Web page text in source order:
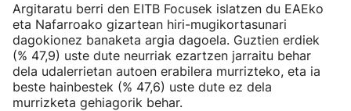
Argitaratu berri den EITB Focusek islatzen du EAEko
eta Nafarroako gizartean hiri-mugikortasunari
dagokionez banaketa argia dagoela. Guztien erdiek
(% 47,9) uste dute neurriak ezartzen jarraitu behar
dela udalerrietan autoen erabilera murrizteko, eta ia
beste hainbestek (% 47,6) uste dute ez dela
murrizketa gehiagorik behar.